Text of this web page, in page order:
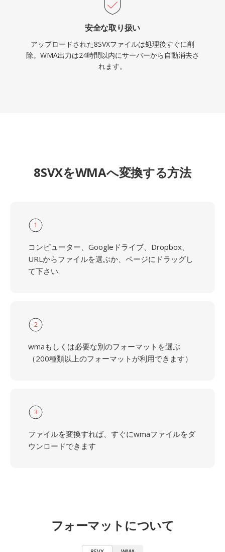
安全な取り扱い
アップロードされた8SVXファイルは処理後すぐに削
除。WMA出力は24時間以内にサーバーから自動消去さ
れます。
8SVXをWMAへ変換する方法
1
コンピューター、Googleドライブ、Dropbox、
URLからファイルを選ぶか、ページにドラッグし
て下さい.
2
wmaもしくは必要な別のフォーマットを選ぶ
（200種類以上のフォーマットが利用できます）
3
ファイルを変換すれば、すぐにwmaファイルをダ
ウンロードできます
フォーマットについて